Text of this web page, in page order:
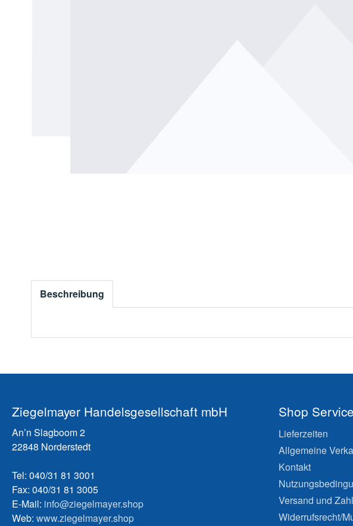
Beschreibung
Ziegelmayer Handelsgesellschaft mbH
An’n Slagboom 2
22848 Norderstedt
Tel: 040/31 81 3001
Fax: 040/31 81 3005
E-Mail: info@ziegelmayer.shop
Web: www.ziegelmayer.shop
Shop Service
Lieferzeiten
Allgemeine
Kontakt
Versand und
Widerrufsrecht/